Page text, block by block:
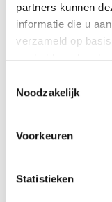
partners kunnen
informatie die u
verzameld op
gaat akkoord met
Noodzakelijk
Voorkeuren
Statistieken
Vraag
aan
1 Gegevens
2